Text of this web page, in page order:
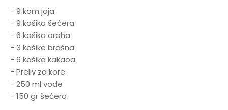
- 9 kom jaja
- 9 kašika šećera
- 6 kašika oraha
- 3 kašike brašna
- 6 kašika kakaoa
- Preliv za kore:
- 250 ml vode
- 150 gr šećera